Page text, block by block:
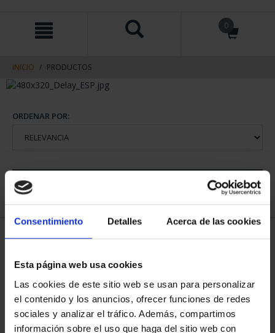
Consentimiento Detalles Acerca de las cookies
Esta página web usa cookies
Las cookies de este sitio web se usan para personalizar
el contenido y los anuncios, ofrecer funciones de redes
sociales y analizar el tráfico. Además, compartimos
información sobre el uso que haga del sitio web con
contenido
navegacin
0
INICIO PRODUCTOS
ORDENAR POR:
1 Productos encontrados